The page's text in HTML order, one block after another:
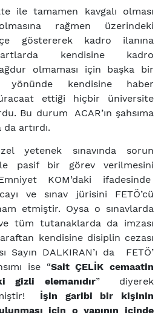
ile tamamen kavgalı olması
rağmen üzerindeki
göstererek kadro ilanına
kendisine kadro
olmaması için başka bir
yönünde kendisine haber
ettiği hiçbir üniversite
Bu durum ACAR’ın şahsıma
artırdı.
yetenek sınavında sorun
pasif bir görev verilmesini
KOM’daki ifadesinde
ve sınav jürisini FETÖ’cü
etmiştir. Oysa o sınavlarda
tüm tutanaklarda da imzası
kendisine disiplin cezası
Sayın DALKIRAN’ı da FETÖ’
ise “Sait ÇELİK cemaatin
gizli elemanıdır” diyerek
İşin garibi bir kişinin
için o yapının içinde